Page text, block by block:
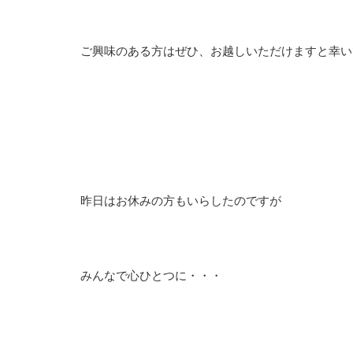
ご興味のある方はぜひ、お越しいただけますと幸
昨日はお休みの方もいらしたのですが
みんなで心ひとつに・・・